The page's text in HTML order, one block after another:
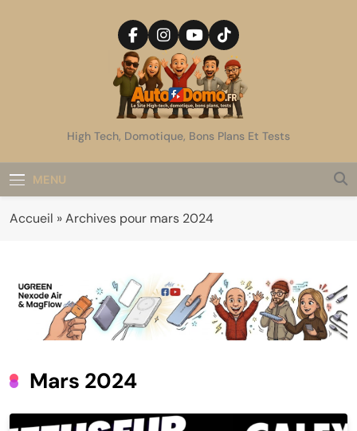
AutoDomo
High Tech, Domotique, Bons Plans Et Tests
MENU
Accueil »Archives pour mars 2024
Mars 2024